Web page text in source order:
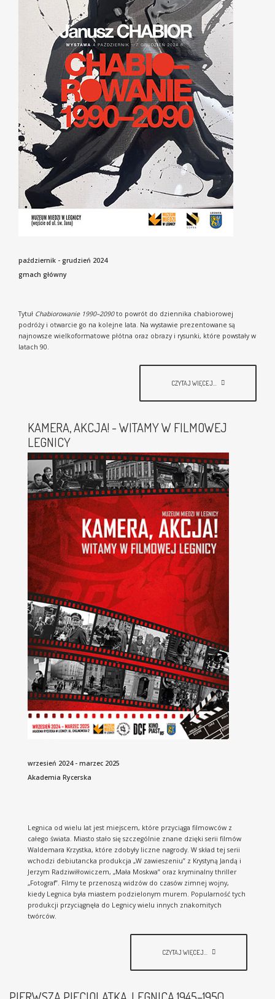
październik - grudzień 2024
gmach główny
Tytuł Chabiorowanie 1990–2090to powrót do dziennika chabiorowej
podróży i otwarcie go na kolejne lata. Na wystawie prezentowane są
najnowsze wielkoformatowe płótna oraz obrazy i rysunki, które powstały w
latach 90.
CZYTAJ WIĘCEJ...
KAMERA, AKCJA! - WITAMY W FILMOWEJ
LEGNICY
wrzesień 2024 - marzec 2025
Akademia Rycerska
Legnica od wielu lat jest miejscem, które przyciąga filmowców z
całego świata. Miasto stało się szczególnie znane dzięki serii filmów
Waldemara Krzystka, które zdobyły liczne nagrody. W skład tej serii
wchodzi debiutancka produkcja „W zawieszeniu” z Krystyną Jandą i
Jerzym Radziwiłłowiczem, „Mała Moskwa” oraz kryminalny thriller
„Fotograf”. Filmy te przenoszą widzów do czasów zimnej wojny,
kiedy Legnica była miastem podzielonym murem. Popularność tych
produkcji przyciągnęła do Legnicy wielu innych znakomitych
twórców.
CZYTAJ WIĘCEJ...